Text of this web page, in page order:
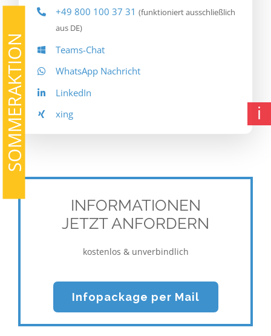
+49 800 100 37 31 (funktioniert ausschließlich
aus DE)
Teams-Chat
WhatsApp Nachricht
LinkedIn
xing
INFORMATIONEN
JETZT ANFORDERN
kostenlos & unverbindlich
Infopackage per Mail
SOMMERAKTION ℹ